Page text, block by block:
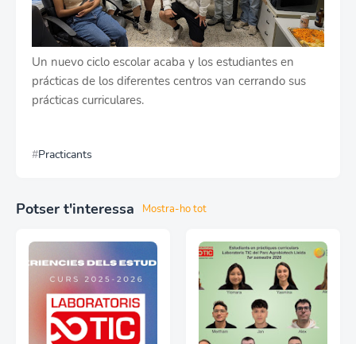
Un nuevo ciclo escolar acaba y los estudiantes en
prácticas de los diferentes centros van cerrando sus
prácticas curriculares.
Practicants
Potser t'interessa Mostra-ho tot